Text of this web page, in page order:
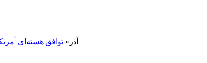
23 آذر»توافق هسته‌ای